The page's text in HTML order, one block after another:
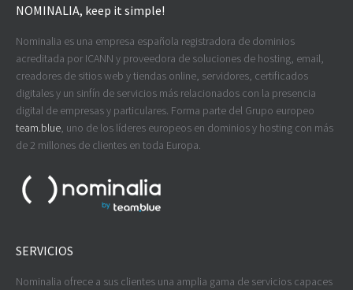
NOMINALIA, keep it simple!
Nominalia es una empresa española registradora de dominios
acreditada por ICANN y proveedora de soluciones de hosting, email,
creadores de sitios web y tiendas online, servidores, certificados
digitales y un sinfín de servicios más relacionados con la presencia
digital de empresas y particulares. Forma parte del Grupo europeo
team.blue, uno de los líderes europeos en dominios y hosting con más
de 2 millones de clientes en toda Europa.
SERVICIOS
Nominalia ofrece a sus clientes una amplia gama de servicios capaces